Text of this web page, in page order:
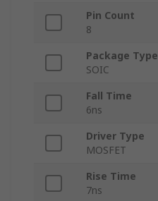
Pin Count
8
Package Type
SOIC
Fall Time
6ns
Driver Type
MOSFET
Rise Time
7ns